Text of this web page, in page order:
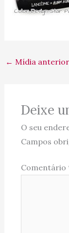
← Mídia anterior
Deixe
O seu
Campos
Comentário